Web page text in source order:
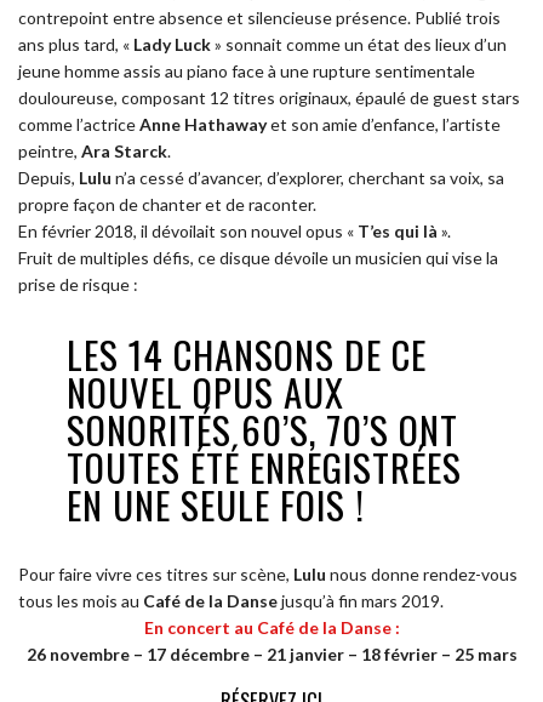
contrepoint entre absence et silencieuse présence. Publié trois
ans plus tard, « Lady Luck» sonnait comme un état des lieux d’un
jeune homme assis au piano face à une rupture sentimentale
douloureuse, composant 12 titres originaux, épaulé de guest stars
comme l’actriceAnne Hathawayet son amie d’enfance, l’artiste
peintre, Ara Starck.
Depuis, Lulu n’a cessé d’avancer, d’explorer, cherchant sa voix, sa
propre façon de chanter et de raconter.
En février 2018, il dévoilait son nouvel opus « T’es qui là ».
Fruit de multiples défis, ce disque dévoile un musicien qui vise la
prise de risque :
LES 14 CHANSONS DE CE
NOUVEL OPUS AUX
SONORITÉS 60’S, 70’S ONT
TOUTES ÉTÉ ENREGISTRÉES
EN UNE SEULE FOIS !
Pour faire vivre ces titres sur scène, Lulu nous donne rendez-vous
tous les mois au Café de la Dansejusqu’à fin mars 2019.
En concert au Café de la Danse :
26 novembre – 17 décembre – 21 janvier – 18 février – 25 mars